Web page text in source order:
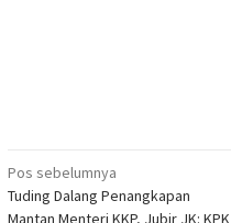
Navigasi
pos
Pos sebelumnya
Tuding Dalang Penangkapan
Mantan Menteri KKP, Jubir JK: KPK